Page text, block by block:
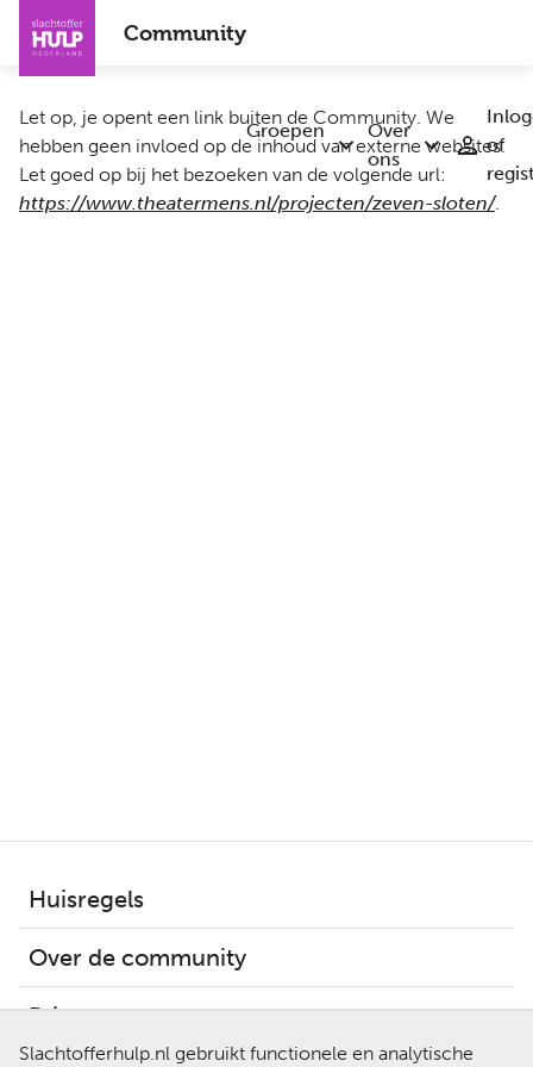
Slachtofferhulp.nl gebruikt functionele en analytische
Overslaan
naar
inhoud
gaan
Community
Groepen
Submenu
Groepen
Over
ons
Submenu
Over
ons
of
Let op, je opent een link buiten de Community. We
hebben geen invloed op de inhoud van externe websites.
Let goed op bij het bezoeken van de volgende url:
https://www.theatermens.nl/projecten/zeven-sloten/.
Huisregels
Over de community
Privacy